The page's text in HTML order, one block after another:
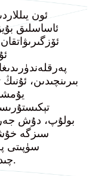
ئون
ئاساسلىق
بىرىنچىدىن،
بولۇپ، دۇش
سىزگە
سۈپىتى
چىدامچانلىقى ۋە چىدامچانلىقىنىڭ ئىسپاتى.